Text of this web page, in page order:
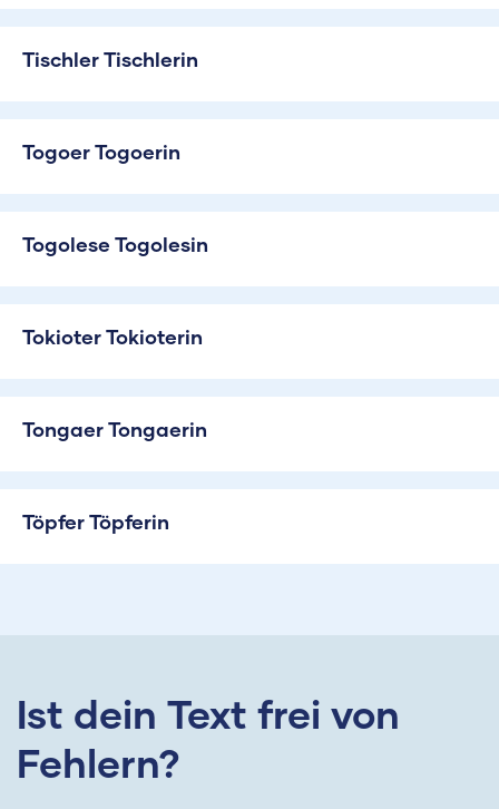
Tischler Tischlerin
Togoer Togoerin
Togolese Togolesin
Tokioter Tokioterin
Tongaer Tongaerin
Töpfer Töpferin
Ist dein Text frei von
Fehlern?